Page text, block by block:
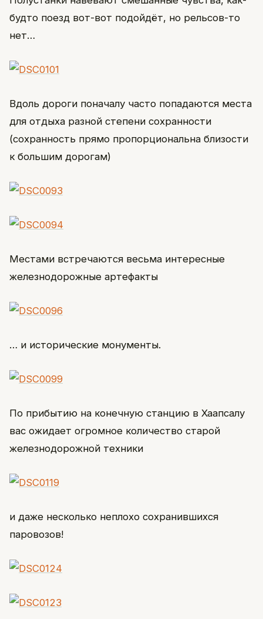
будто поезд вот-вот подойдёт, но рельсов-то
нет…
Вдоль дороги поначалу часто попадаются места
для отдыха разной степени сохранности
(сохранность прямо пропорциональна близости
к большим дорогам)
Местами встречаются весьма интересные
железнодорожные артефакты
… и исторические монументы.
По прибытию на конечную станцию в Хаапсалу
вас ожидает огромное количество старой
железнодорожной техники
и даже несколько неплохо сохранившихся
паровозов!